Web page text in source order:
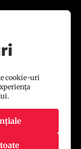
cookie-uri